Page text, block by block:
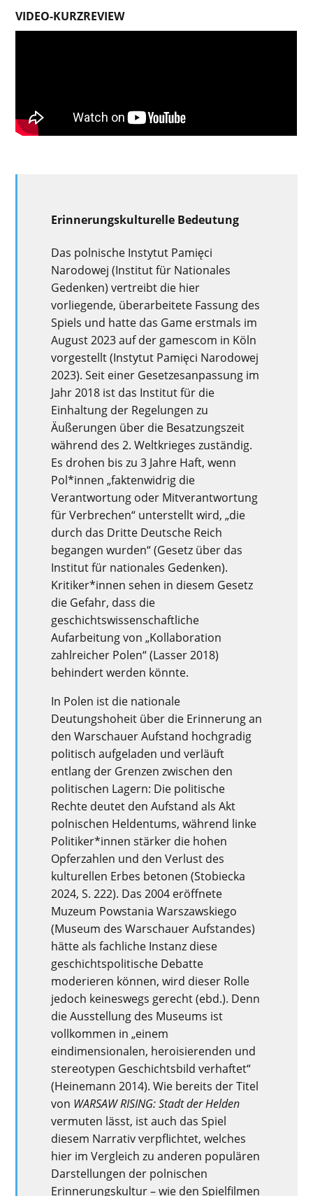
VIDEO-KURZREVIEW
Erinnerungskulturelle Bedeutung
Das polnische Instytut Pamięci
Narodowej (Institut für Nationales
Gedenken) vertreibt die hier
vorliegende, überarbeitete Fassung des
Spiels und hatte das Game erstmals im
August 2023 auf der gamescom in Köln
vorgestellt (Instytut Pamięci Narodowej
2023). Seit einer Gesetzesanpassung im
Jahr 2018 ist das Institut für die
Einhaltung der Regelungen zu
Äußerungen über die Besatzungszeit
während des 2. Weltkrieges zuständig.
Es drohen bis zu 3 Jahre Haft, wenn
Pol*innen „faktenwidrig die
Verantwortung oder Mitverantwortung
für Verbrechen“ unterstellt wird, „die
durch das Dritte Deutsche Reich
begangen wurden“ (Gesetz über das
Institut für nationales Gedenken).
Kritiker*innen sehen in diesem Gesetz
die Gefahr, dass die
geschichtswissenschaftliche
Aufarbeitung von „Kollaboration
zahlreicher Polen“ (Lasser 2018)
behindert werden könnte.
In Polen ist die nationale
Deutungshoheit über die Erinnerung an
den Warschauer Aufstand hochgradig
politisch aufgeladen und verläuft
entlang der Grenzen zwischen den
politischen Lagern: Die politische
Rechte deutet den Aufstand als Akt
polnischen Heldentums, während linke
Politiker*innen stärker die hohen
Opferzahlen und den Verlust des
kulturellen Erbes betonen (Stobiecka
2024, S. 222). Das 2004 eröffnete
Muzeum Powstania Warszawskiego
(Museum des Warschauer Aufstandes)
hätte als fachliche Instanz diese
geschichtspolitische Debatte
moderieren können, wird dieser Rolle
jedoch keineswegs gerecht (ebd.). Denn
die Ausstellung des Museums ist
vollkommen in „einem
eindimensionalen, heroisierenden und
stereotypen Geschichtsbild verhaftet“
(Heinemann 2014). Wie bereits der Titel
von WARSAW RISING: Stadt der Helden
vermuten lässt, ist auch das Spiel
diesem Narrativ verpflichtet, welches
hier im Vergleich zu anderen populären
Darstellungen der polnischen
Erinnerungskultur–wie den Spielfilmen